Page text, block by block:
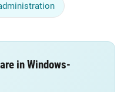
in Windows-